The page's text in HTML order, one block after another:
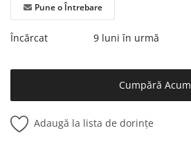
Pune o Întrebare
Încărcat 9 luni în urmă
Cumpără Acum
Adaugă la lista de dorințe